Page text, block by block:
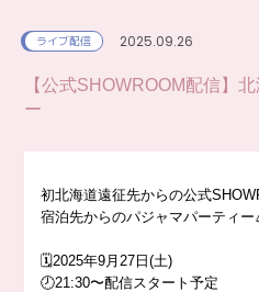
ライブ配信 2025.09.26
【公式SHOWROOM配信】
ー
初北海道遠征先からの公式
宿泊先からのパジャマパーティー
🗓️2025年9月27日(土)
🕗21:30〜配信スタート予定